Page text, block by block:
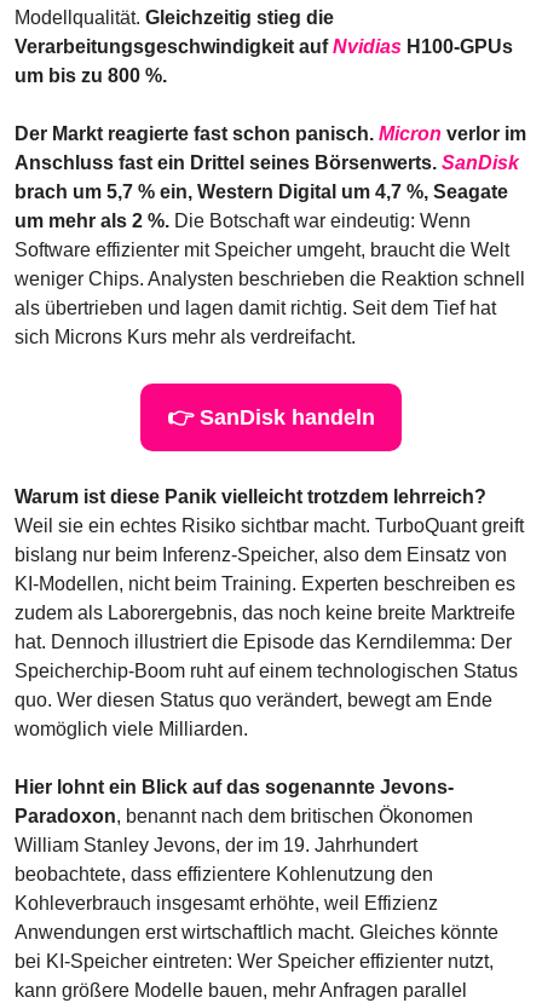
Modellqualität. Gleichzeitig stieg die
Verarbeitungsgeschwindigkeit auf Nvidias H100-GPUs
um bis zu 800 %.
Der Markt reagierte fast schon panisch. Micron verlor im
Anschluss fast ein Drittel seines Börsenwerts. SanDisk
brach um 5,7 % ein, Western Digital um 4,7 %, Seagate
um mehr als 2 %. Die Botschaft war eindeutig: Wenn
Software effizienter mit Speicher umgeht, braucht die Welt
weniger Chips. Analysten beschrieben die Reaktion schnell
als übertrieben und lagen damit richtig. Seit dem Tief hat
sich Microns Kurs mehr als verdreifacht.
👉 SanDisk handeln
Weil sie ein echtes Risiko sichtbar macht. TurboQuant greift
bislang nur beim Inferenz-Speicher, also dem Einsatz von
KI-Modellen, nicht beim Training. Experten beschreiben es
zudem als Laborergebnis, das noch keine breite Marktreife
hat. Dennoch illustriert die Episode das Kerndilemma: Der
Speicherchip-Boom ruht auf einem technologischen Status
quo. Wer diesen Status quo verändert, bewegt am Ende
womöglich viele Milliarden.
Hier lohnt ein Blick auf das sogenannte Jevons-
Paradoxon, benannt nach dem britischen Ökonomen
William Stanley Jevons, der im 19. Jahrhundert
beobachtete, dass effizientere Kohlenutzung den
Kohleverbrauch insgesamt erhöhte, weil Effizienz
Anwendungen erst wirtschaftlich macht. Gleiches könnte
bei KI-Speicher eintreten: Wer Speicher effizienter nutzt,
kann größere Modelle bauen, mehr Anfragen parallel